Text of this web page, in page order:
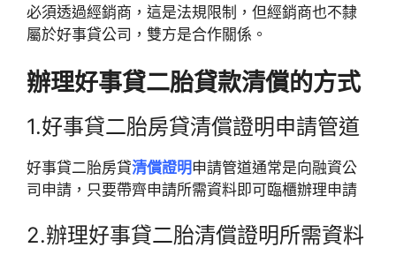
必須透過經銷商，這是法規限制，但經銷商也不隸
屬於好事貸公司，雙方是合作關係。
辦理好事貸二胎貸款清償的方式
1.好事貸二胎房貸清償證明申請管道
好事貸二胎房貸清償證明申請管道通常是向融資公
司申請，只要帶齊申請所需資料即可臨櫃辦理申請
2.辦理好事貸二胎清償證明所需資料